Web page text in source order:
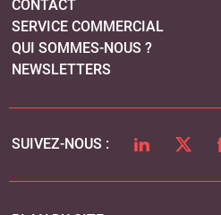
MENTIONS LÉGALES
POLITIQUE DE CONFIDENTIALITÉ
COOKIES